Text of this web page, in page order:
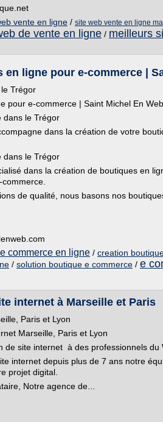
vente en ligne / site web vente en ligne
de vente en ligne / meilleurs
en ligne pour e-commerce |
Trégor
pour e-commerce | Saint Michel En Web
dans le Trégor
dans la création de votre
dans le Trégor
dans la création de boutiques en
de qualité, nous basons nos
commerce en ligne / creation
/ solution boutique e commerce / e
internet à Marseille et Paris
Paris et Lyon
Marseille, Paris et Lyon
de site internet à des professionnels du
internet depuis plus de 7 ans notre
projet digital.
Notre agence de...